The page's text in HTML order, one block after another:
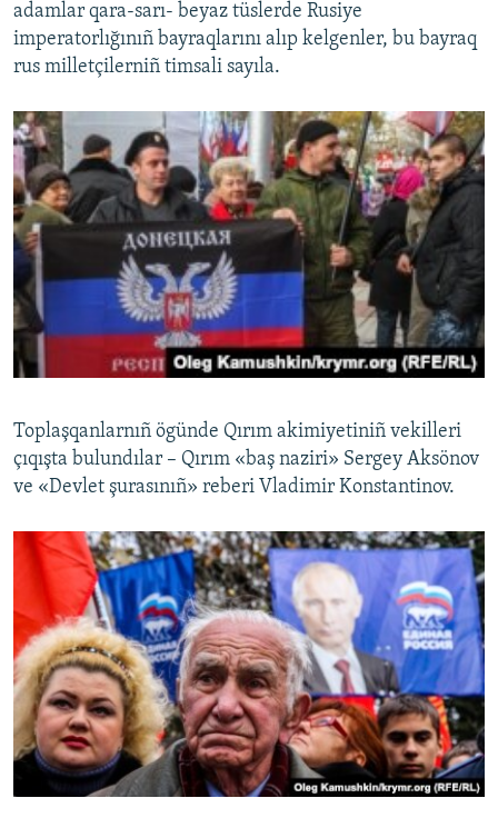
adamlar qara-sarı- beyaz tüslerde Rusiye
imperatorlığınıñ bayraqlarını alıp kelgenler, bu bayraq
rus milletçilerniñ timsali sayıla.
​Toplaşqanlarnıñ ögünde Qırım akimiyetiniñ vekilleri
çıqışta bulundılar – Qırım «baş naziri» Sergey Aksönov
ve «Devlet şurasınıñ» reberi Vladimir Konstantinov.